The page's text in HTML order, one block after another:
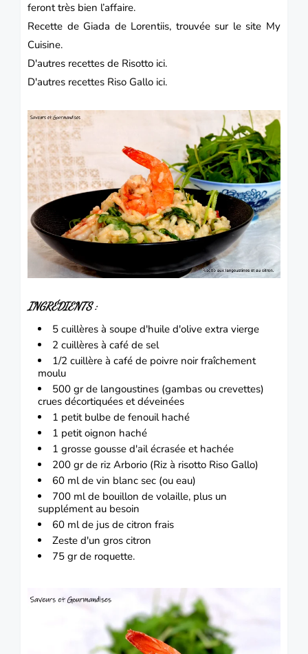
feront très bien l’affaire.
Recette de Giada de Lorentiis, trouvée sur le site My
Cuisine.
D'autres recettes de Risotto ici.
D'autres recettes Riso Gallo ici.
INGRÉDIENTS :
5 cuillères à soupe d'huile d'olive extra vierge
2 cuillères à café de sel
1/2 cuillère à café de poivre noir fraîchement
moulu
500 gr de langoustines (gambas ou crevettes)
crues décortiquées et déveinées
1 petit bulbe de fenouil haché
1 petit oignon haché
1 grosse gousse d'ail écrasée et hachée
200 gr de riz Arborio (Riz à risotto Riso Gallo)
60 ml de vin blanc sec (ou eau)
700 ml de bouillon de volaille, plus un
supplément au besoin
60 ml de jus de citron frais
Zeste d'un gros citron
75 gr de roquette.